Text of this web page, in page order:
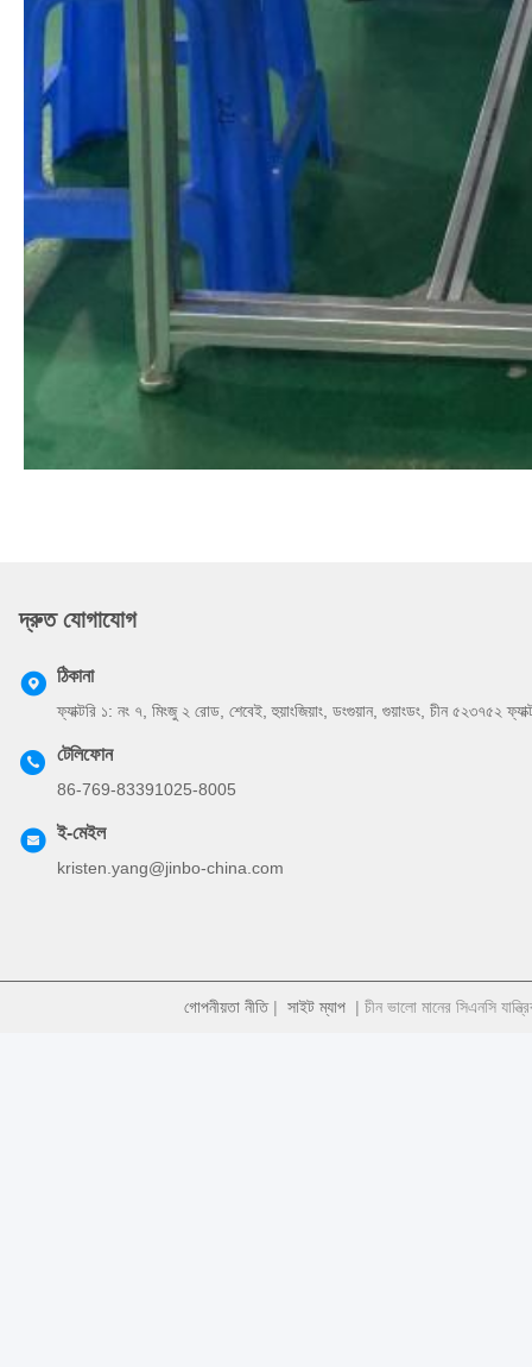
দ্রুত যোগাযোগ
ঠিকানা
ফ্যাক্টরি ১: নং ৭, মিংজু ২ রোড, শেবেই, হুয়াংজিয়াং, ডংগুয়ান, গুয়াংডং, চীন ৫২৩৭৫২
টেলিফোন
86-769-83391025-8005
ই-মেইল
kristen.yang@jinbo-china.com
গোপনীয়তা নীতি| সাইট ম্যাপ | চীন ভালো মানের সিএনসি